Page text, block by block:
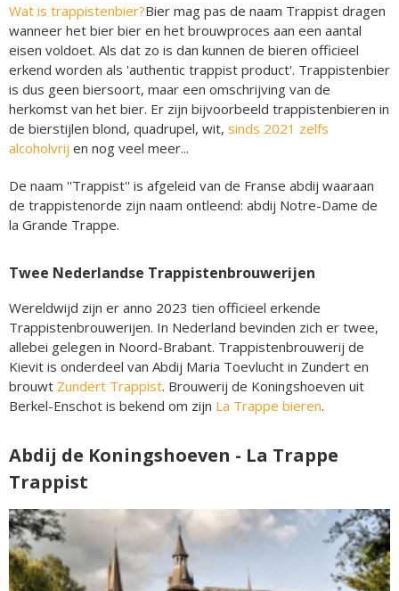
Wat is trappistenbier?Bier mag pas de naam Trappist dragen
wanneer het bier bier en het brouwproces aan een aantal
eisen voldoet. Als dat zo is dan kunnen de bieren officieel
erkend worden als 'authentic trappist product'. Trappistenbier
is dus geen biersoort, maar een omschrijving van de
herkomst van het bier. Er zijn bijvoorbeeld trappistenbieren in
de bierstijlen blond, quadrupel, wit, sinds 2021 zelfs
alcoholvrij en nog veel meer...
De naam ''Trappist'' is afgeleid van de Franse abdij waaraan
de trappistenorde zijn naam ontleend: abdij Notre-Dame de
la Grande Trappe.
Twee Nederlandse Trappistenbrouwerijen
Wereldwijd zijn er anno 2023 tien officieel erkende
Trappistenbrouwerijen. In Nederland bevinden zich er twee,
allebei gelegen in Noord-Brabant. Trappistenbrouwerij de
Kievit is onderdeel van Abdij Maria Toevlucht in Zundert en
brouwt Zundert Trappist. Brouwerij de Koningshoeven uit
Berkel-Enschot is bekend om zijn La Trappe bieren.
Abdij de Koningshoeven - La Trappe
Trappist